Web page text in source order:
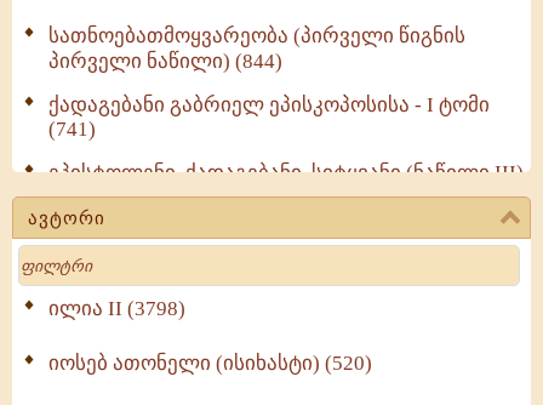
სათნოებათმოყვარეობა (პირველი წიგნის
პირველი ნაწილი) (844)
ქადაგებანი გაბრიელ ეპისკოპოსისა - I ტომი
(741)
ეპისტოლენი, ქადაგებანი, სიტყვანი (ნაწილი III)
(723)
მოძღვრის ძალზე სასარგებლო რჩევები
მრევლისათვის (545)
Wisdomge (514)
ქადაგებანი გაბრიელ ეპისკოპოსისა - II ტომი
ავტორი
Search
ილია II (3798)
იოსებ ათონელი (ისიხასტი) (520)